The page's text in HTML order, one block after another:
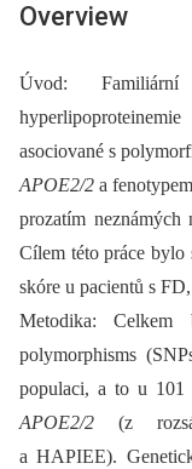
Overview
Úvod: Familiární
asociované s
APOE2/2 a
prozatím neznámých
Cílem této práce
skóre u pacientů s
Metodika: Celkem
polymorphisms
populaci, a to u 101
APOE2/2 (z
a HAPIEE).